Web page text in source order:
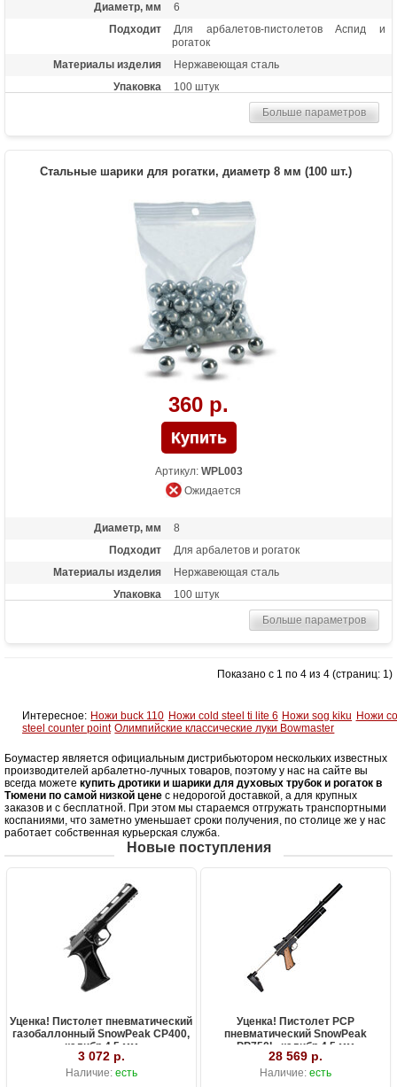
Диаметр, мм
6
Подходит
Для арбалетов-пистолетов Аспид и
рогаток
Материалы изделия
Нержавеющая сталь
Упаковка
100 штук
Больше параметров
Стальные шарики для рогатки, диаметр 8 мм (100 шт.)
360 р.
Артикул: WPL003
Ожидается
Диаметр, мм
8
Подходит
Для арбалетов и рогаток
Материалы изделия
Нержавеющая сталь
Упаковка
100 штук
Больше параметров
Показано с 1 по 4 из 4 (страниц: 1)
Интересное: Ножи buck 110 Ножи cold steel ti lite 6 Ножи sog kiku Ножи
steel counter point Олимпийские классические луки Bowmaster
Боумастер является официальным дистрибьютором нескольких известных
производителей арбалетно-лучных товаров, поэтому у нас на сайте вы
всегда можете купить дротики и шарики для духовых трубок и рогаток в
Тюмени по самой низкой цене с недорогой доставкой, а для крупных
заказов и с бесплатной. При этом мы стараемся отгружать транспортными
коспаниями, что заметно уменьшает сроки получения, по столице же у нас
работает собственная курьерская служба.
Новые поступления
Уценка! Пистолет пневматический
газобаллонный SnowPeak CP400,
калибр 4.5 мм
3 072 р.
Наличие: есть
Уценка! Пистолет PCP
пневматический SnowPeak
PP750L, калибр 4.5 мм
28 569 р.
Наличие: есть